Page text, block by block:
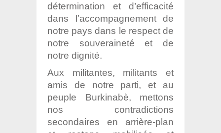
détermination et d’efficacité
dans l’accompagnement de
notre pays dans le respect de
notre souveraineté et de
notre dignité.
Aux militantes, militants et
amis de notre parti, et au
peuple Burkinabè, mettons
nos contradictions
secondaires en arrière-plan